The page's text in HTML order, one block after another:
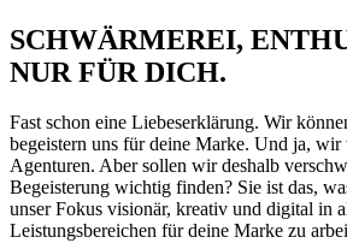
SCHWÄRMEREI,
NUR FÜR DICH.
Fast schon eine Liebeserklärung. Wir
begeistern uns für deine Marke. Und ja, wir
Agenturen. Aber sollen wir deshalb
Begeisterung wichtig finden? Sie ist das,
unser Fokus visionär, kreativ und digital in
Leistungsbereichen für deine Marke zu